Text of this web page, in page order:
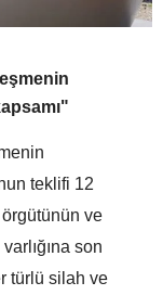
teklifi 12
ve
son
türlü silah ve